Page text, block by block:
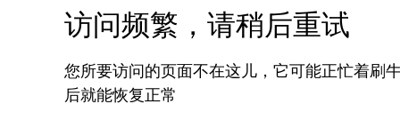
访问频繁，请稍后重试
您所要访问的页面不在这儿，它可能正忙着刷
后就能恢复正常